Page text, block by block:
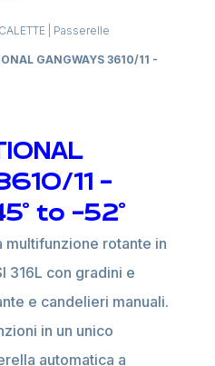
Passerelle
GANGWAYS 3610/11 -
11 -
to -52°
multifunzione rotante in
316L con gradini e
e candelieri manuali.
in un unico
automatica a